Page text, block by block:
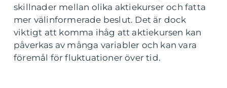
skillnader mellan olika aktiekurser och fatta
mer välinformerade beslut. Det är dock
viktigt att komma ihåg att aktiekursen kan
påverkas av många variabler och kan vara
föremål för fluktuationer över tid.